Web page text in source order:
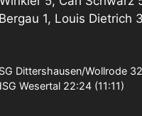
1, Louis Dietrich
Dittershausen/Wollrode
Wesertal 22:24 (11:11)